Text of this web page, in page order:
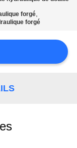
forgé,
forgé